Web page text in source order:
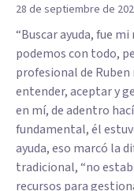
28 de septiembre de
“Buscar ayuda, fue
podemos con todo,
profesional de Ruben
entender, aceptar y
en mí, de adentro
fundamental, él
ayuda, eso marcó la
tradicional, “no
recursos para